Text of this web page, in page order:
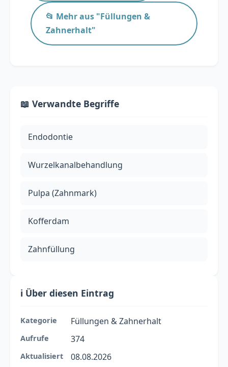
📂 Mehr aus "Füllungen &
Zahnerhalt"
📖 Verwandte Begriffe
Endodontie
Wurzelkanalbehandlung
Pulpa (Zahnmark)
Kofferdam
Zahnfüllung
ℹ️ Über diesen Eintrag
Kategorie Füllungen & Zahnerhalt
Aufrufe 374
Aktualisiert 08.08.2026